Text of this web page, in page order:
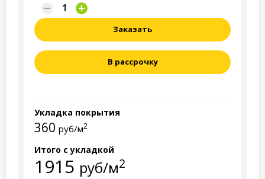
Заказать
В рассрочку
Укладка покрытия
360 руб/м2
Итого с укладкой
1915 руб/м2